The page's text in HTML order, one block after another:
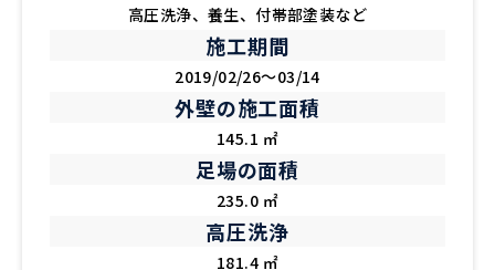
高圧洗浄、養生、付帯部塗装など
施工期間
2019/02/26～03/14
外壁の施工面積
145.1 ㎡
足場の面積
235.0 ㎡
高圧洗浄
181.4 ㎡